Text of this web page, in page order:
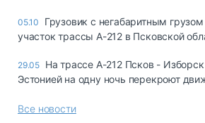
05.10
Грузовик с негабаритным
участок трассы А-212 в Псковской
29.05 На трассе А-212 Псков -
Эстонией на одну ночь перекроют
Все новости